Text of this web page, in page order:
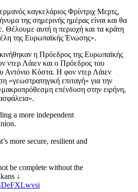
καγκελάριος Φρίντριχ Μερτς,
της σημερινής ημέρας είναι και θα
Θέλουμε αυτή η περιοχή και τα κράτη
της Ευρωπαϊκής Ένωσης».
η Πρόεδρος της Ευρωπαϊκής
ντερ Λάιεν και ο Πρόεδρος του
Αντόνιο Κόστα. Η φον ντερ Λάιεν
«γεωστρατηγική επιταγή» για την
επένδυση στην ειρήνη,
a more independent
more secure, resilient and
be complete without the
↓